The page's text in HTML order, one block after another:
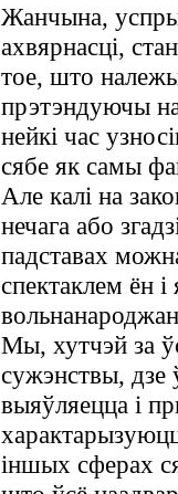
Жанчына,
ахвярнасці,
тое, што
прэтэндуючы
нейкі час
сябе як самы
Але калі на
нечага або
падставах
спектаклем ён
Мы, хутчэй за
сужэнствы, дзе
выяўляецца і
іншых сферах